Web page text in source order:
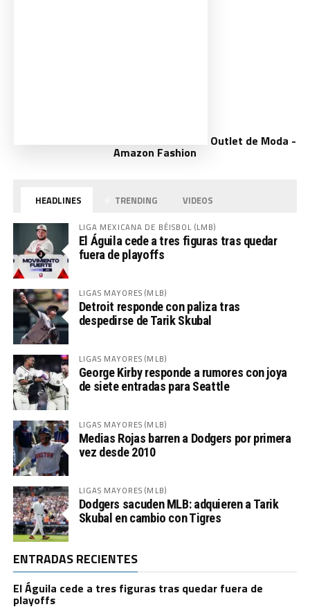
Outlet de Moda -
Amazon Fashion
HEADLINES TRENDING VIDEOS
LIGA MEXICANA DE BÉISBOL (LMB)
El Águila cede a tres figuras tras quedar
fuera de playoffs
LIGAS MAYORES (MLB)
Detroit responde con paliza tras
despedirse de Tarik Skubal
LIGAS MAYORES (MLB)
George Kirby responde a rumores con joya
de siete entradas para Seattle
LIGAS MAYORES (MLB)
Medias Rojas barren a Dodgers por primera
vez desde 2010
LIGAS MAYORES (MLB)
Dodgers sacuden MLB: adquieren a Tarik
Skubal en cambio con Tigres
ENTRADAS RECIENTES
El Águila cede a tres figuras tras quedar fuera de
playoffs